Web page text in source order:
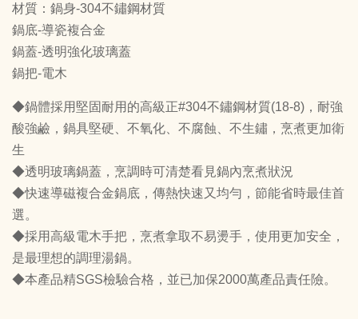
材質：鍋身-304不鏽鋼材質
鍋底-導瓷複合金
鍋蓋-透明強化玻璃蓋
鍋把-電木
◆鍋體採用堅固耐用的高級正#304不鏽鋼材質(18-8)，耐強
酸強鹼，鍋具堅硬、不氧化、不腐蝕、不生鏽，烹煮更加衛
生
◆透明玻璃鍋蓋，烹調時可清楚看見鍋內烹煮狀況
◆快速導磁複合金鍋底，傳熱快速又均勻，節能省時最佳首
選。
◆採用高級電木手把，烹煮拿取不易燙手，使用更加安全，
是最理想的調理湯鍋。
◆本產品精SGS檢驗合格，並已加保2000萬產品責任險。